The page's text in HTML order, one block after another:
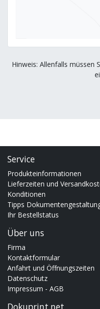
Hinweis: Allenfalls müssen
Service
Produkteinformationen
Lieferzeiten und
Konditionen
Tipps
Ihr Bestellstatus
Über uns
Firma
Kontaktformular
Anfahrt und Öffnungszeiten
Datenschutz
Impressum - AGB
Dokuprint.net